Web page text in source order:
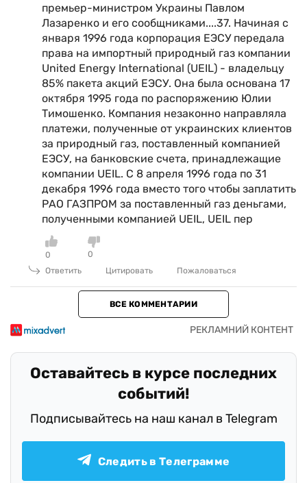
премьер-министром Украины Павлом
Лазаренко и его сообщниками....37. Начиная с
января 1996 года корпорация ЕЭСУ передала
права на импортный природный газ компании
United Energy International (UEIL) - владельцу
85% пакета акций ЕЭСУ. Она была основана 17
октября 1995 года по распоряжению Юлии
Тимошенко. Компания незаконно направляла
платежи, полученные от украинских клиентов
за природный газ, поставленный компанией
ЕЭСУ, на банковские счета, принадлежащие
компании UEIL. С 8 апреля 1996 года по 31
декабря 1996 года вместо того чтобы заплатить
РАО ГАЗПРОМ за поставленный газ деньгами,
полученными компанией UEIL, UEIL пер
0
0
Ответить
Цитировать Пожаловаться
ВСЕ КОММЕНТАРИИ
Оставайтесь в курсе последних
событий!
Подписывайтесь на наш канал в Telegram
Следить в Телеграмме